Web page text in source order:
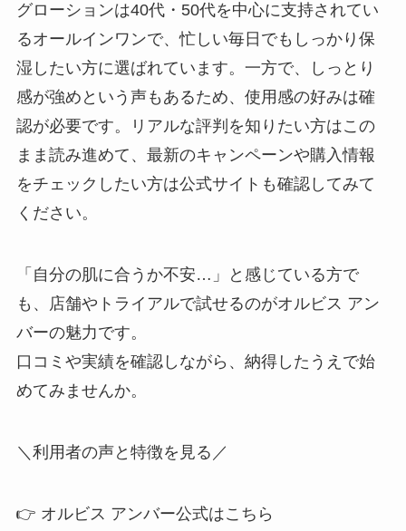
グローションは40代・50代を中心に支持されてい
るオールインワンで、忙しい毎日でもしっかり保
湿したい方に選ばれています。一方で、しっとり
感が強めという声もあるため、使用感の好みは確
認が必要です。リアルな評判を知りたい方はこの
まま読み進めて、最新のキャンペーンや購入情報
をチェックしたい方は公式サイトも確認してみて
ください。
「自分の肌に合うか不安…」と感じている方で
も、店舗やトライアルで試せるのがオルビス アン
バーの魅力です。
口コミや実績を確認しながら、納得したうえで始
めてみませんか。
＼利用者の声と特徴を見る／
👉 オルビス アンバー公式はこちら